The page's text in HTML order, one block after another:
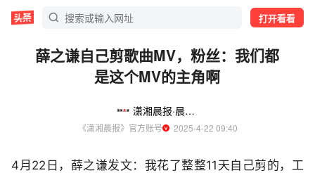
打开看看
薛之谦自己剪歌曲MV，粉丝：我们都
是这个MV的主角啊
潇湘晨报·晨视频
《潇湘晨报》官方账号
  2025-4-22 09:40
4月22日，薛之谦发文：我花了整整11天自己剪的，工